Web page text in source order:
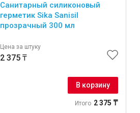
Санитарный силиконовый
герметик Sika Sanisil
прозрачный 300 мл
Цена за штуку
2 375 ₸
В корзину
Итого 2 375 ₸